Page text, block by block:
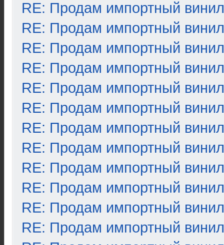
RE: Продам импортный винил
RE: Продам импортный винил
RE: Продам импортный винил
RE: Продам импортный винил
RE: Продам импортный винил
RE: Продам импортный винил
RE: Продам импортный винил
RE: Продам импортный винил
RE: Продам импортный винил
RE: Продам импортный винил
RE: Продам импортный винил
RE: Продам импортный винил